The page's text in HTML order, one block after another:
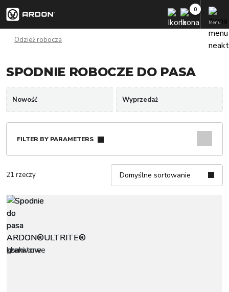
Menu
Odzież robocza
SPODNIE ROBOCZE DO PASA
Nowość Wyprzedaż
FILTER BY PARAMETERS
21 rzeczy Domyślne sortowanie